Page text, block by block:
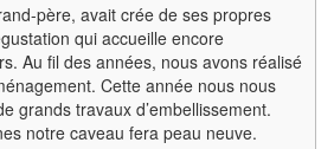
père, avait crée de ses propres
qui accueille encore
Au fil des années, nous avons réalisé
Cette année nous nous
grands travaux d’embellissement.
notre caveau fera peau neuve.